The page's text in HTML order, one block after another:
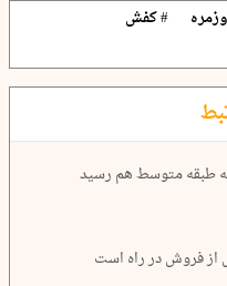
# کفش
طبقه متوسط هم رسید
فروش در راه است